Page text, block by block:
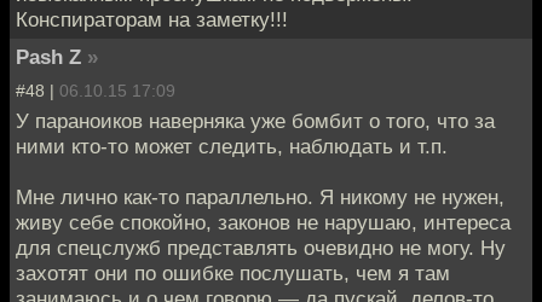
Конспираторам на заметку!!!
Pash Z »
#48 | 06.10.15 17:09
У параноиков наверняка уже бомбит о того, что за
ними кто-то может следить, наблюдать и т.п.
Мне лично как-то параллельно. Я никому не нужен,
живу себе спокойно, законов не нарушаю, интереса
для спецслужб представлять очевидно не могу. Ну
захотят они по ошибке послушать, чем я там